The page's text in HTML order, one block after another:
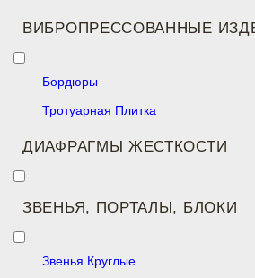
ВИБРОПРЕССОВАННЫЕ
Бордюры
Тротуарная Плитка
ДИАФРАГМЫ ЖЕСТКОСТИ
ЗВЕНЬЯ, ПОРТАЛЫ, БЛОКИ
Звенья Круглые